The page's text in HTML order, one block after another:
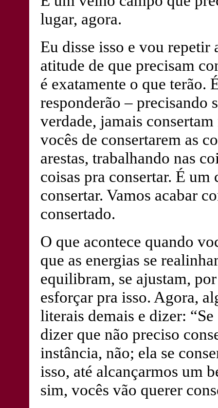
lugar, agora.
Eu disse isso e vou repetir
atitude de que precisam
é exatamente o que terão.
responderão – precisando
verdade, jamais
vocês de consertarem as
arestas, trabalhando nas
coisas pra consertar. É
consertar. Vamos acabar
consertado.
O que acontece quando
que as energias se
equilibram, se ajustam,
esforçar pra isso. Agora,
literais demais e dizer:
dizer que não preciso
instância, não; ela se
isso, até alcançarmos um
sim, vocês vão querer